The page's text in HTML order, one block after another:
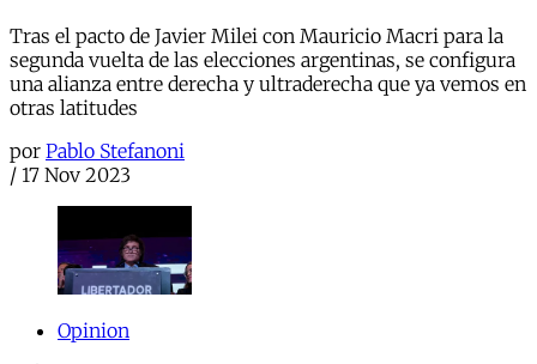
Tras el pacto de Javier Milei con Mauricio Macri para la
segunda vuelta de las elecciones argentinas, se configura
una alianza entre derecha y ultraderecha que ya vemos en
otras latitudes
por Pablo Stefanoni
/ 17 Nov 2023
Opinion